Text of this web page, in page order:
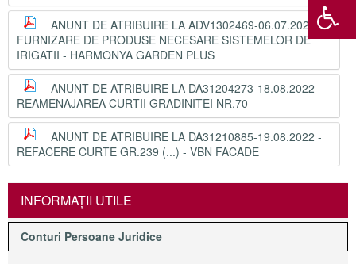
ANUNT DE ATRIBUIRE LA ADV1302469-06.07.2022-
FURNIZARE DE PRODUSE NECESARE SISTEMELOR DE
IRIGATII - HARMONYA GARDEN PLUS
ANUNT DE ATRIBUIRE LA DA31204273-18.08.2022 -
REAMENAJAREA CURTII GRADINITEI NR.70
ANUNT DE ATRIBUIRE LA DA31210885-19.08.2022 -
REFACERE CURTE GR.239 (...) - VBN FACADE
INFORMAŢII UTILE
Conturi Persoane Juridice